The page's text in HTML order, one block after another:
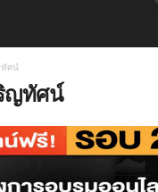
ทัศน์
ญทัศน์